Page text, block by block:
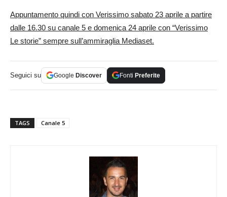
Appuntamento quindi con Verissimo sabato 23 aprile a partire
dalle 16.30 su canale 5 e domenica 24 aprile con “Verissimo
Le storie” sempre sull’ammiraglia Mediaset.
Seguici su Google Discover Fonti Preferite
TAGS Canale 5